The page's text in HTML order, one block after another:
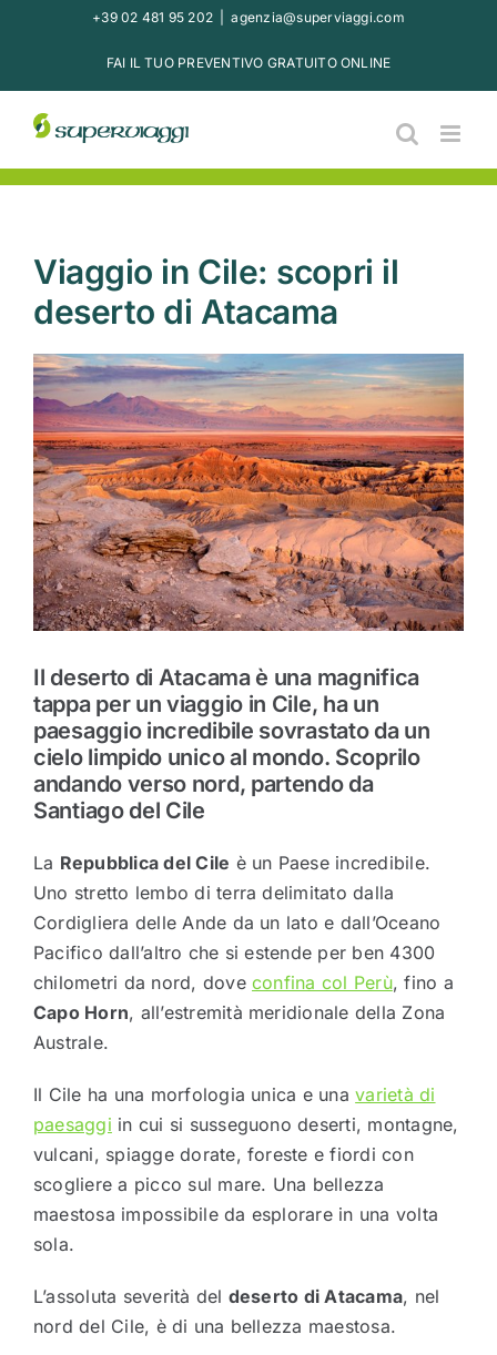
+39 02 481 95 202 agenzia@superviaggi.com
FAI IL TUO PREVENTIVO GRATUITO ONLINE
Viaggio in Cile: scopri il
deserto di Atacama
Ingrandisci
immagine
Il deserto di Atacama è una magnifica
tappa per un viaggio in Cile, ha un
paesaggio incredibile sovrastato da un
cielo limpido unico al mondo. Scoprilo
andando verso nord, partendo da
Santiago del Cile
La Repubblica del Cile è un Paese incredibile.
Uno stretto lembo di terra delimitato dalla
Cordigliera delle Ande da un lato e dall’Oceano
Pacifico dall’altro che si estende per ben 4300
chilometri da nord, doveconfina col Perù, fino a
Capo Horn, all’estremità meridionale della Zona
Australe.
Il Cile ha una morfologia unica e unavarietà di
paesaggi in cui si susseguono deserti, montagne,
vulcani, spiagge dorate, foreste e fiordi con
scogliere a picco sul mare. Una bellezza
maestosa impossibile da esplorare in una volta
sola.
L’assoluta severità del deserto di Atacama, nel
nord del Cile, è di una bellezza maestosa.